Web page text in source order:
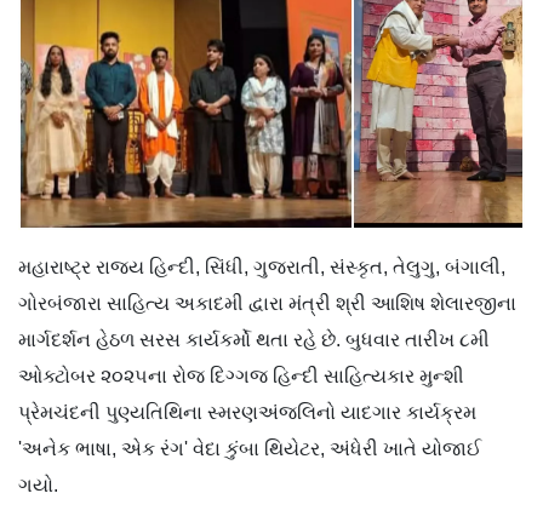
મહારાષ્ટ્ર રાજ્ય હિન્દી, સિંધી, ગુજરાતી, સંસ્કૃત, તેલુગુ, બંગાલી,
ગોરબંજારા સાહિત્ય અકાદમી દ્વારા મંત્રી શ્રી આશિષ શેલારજીના
માર્ગદર્શન હેઠળ સરસ કાર્યકર્મો થતા રહે છે. બુધવાર તારીખ ૮મી
ઓક્ટોબર ૨૦૨૫ના રોજ દિગ્ગજ હિન્દી સાહિત્યકાર મુન્શી
પ્રેમચંદની પુણ્યતિથિના સ્મરણઅંજલિનો યાદગાર કાર્યક્રમ
'અનેક ભાષા, એક રંગ' વેદા કુંબા થિયેટર, અંધેરી ખાતે યોજાઈ
ગયો.